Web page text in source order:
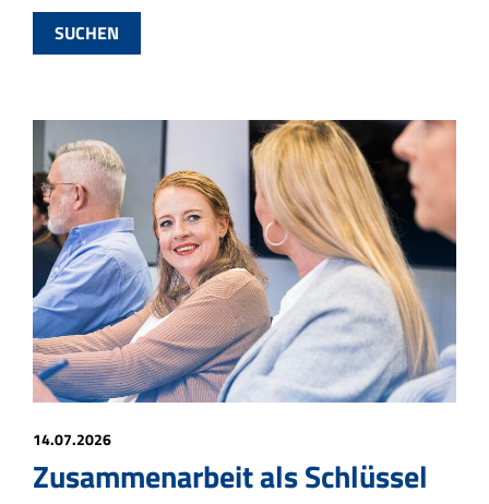
14.07.2026
Zusammenarbeit als Schlüssel